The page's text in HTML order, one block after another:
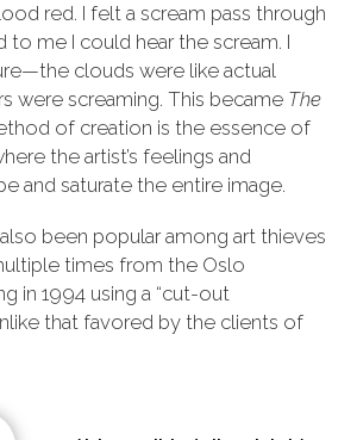
red. I felt a scream pass through
to me I could hear the scream. I
clouds were like actual
were screaming. This became The
of creation is the essence of
the artist’s feelings and
and saturate the entire image.
been popular among art thieves
times from the Oslo
in 1994 using a “cut-out
that favored by the clients of